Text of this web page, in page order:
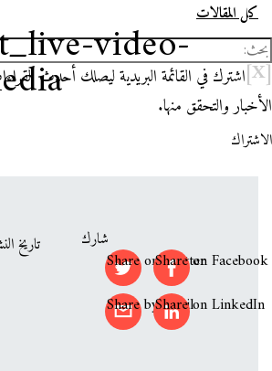
كل المقالات
[X]
اشترك في القائمة البريدية ليصلك أحدث
الأخبار والتحقق منها.
الاشتراك
video-
شارك
Share on Facebook
Share on Twitter
Share on LinkedIn
Share by email